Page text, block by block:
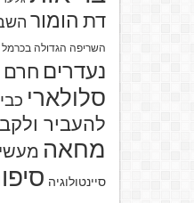
דת הומור
השריפה הגדולה בכרמל
נעדרים חרם
סלולארי
להעביר
מחאה
סיינטולוגיה